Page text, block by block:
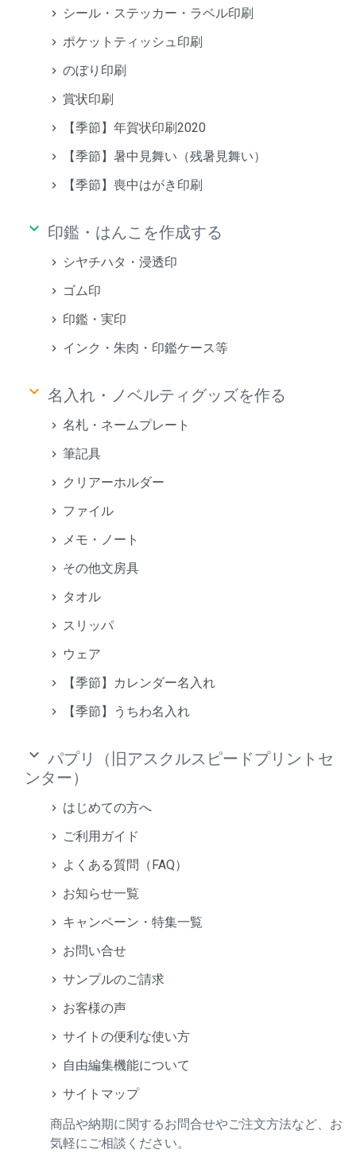
シール・ステッカー・ラベル印刷
ポケットティッシュ印刷
のぼり印刷
賞状印刷
【季節】年賀状印刷2020
【季節】暑中見舞い（残暑見舞い）
【季節】喪中はがき印刷
keyboard_arrow_down 印鑑・はんこを作成する
シヤチハタ・浸透印
ゴム印
印鑑・実印
インク・朱肉・印鑑ケース等
keyboard_arrow_down 名入れ・ノベルティグッズを作る
名札・ネームプレート
筆記具
クリアーホルダー
ファイル
メモ・ノート
その他文房具
タオル
スリッパ
ウェア
【季節】カレンダー名入れ
【季節】うちわ名入れ
keyboard_arrow_down パプリ（旧アスクルスピードプリントセ
ンター）
はじめての方へ
ご利用ガイド
よくある質問（FAQ）
お知らせ一覧
キャンペーン・特集一覧
お問い合せ
サンプルのご請求
お客様の声
サイトの便利な使い方
自由編集機能について
サイトマップ
商品や納期に関するお問合せやご注文方法など、お
気軽にご相談ください。